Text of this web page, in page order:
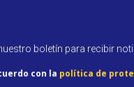
boletín para recibir
con la política de